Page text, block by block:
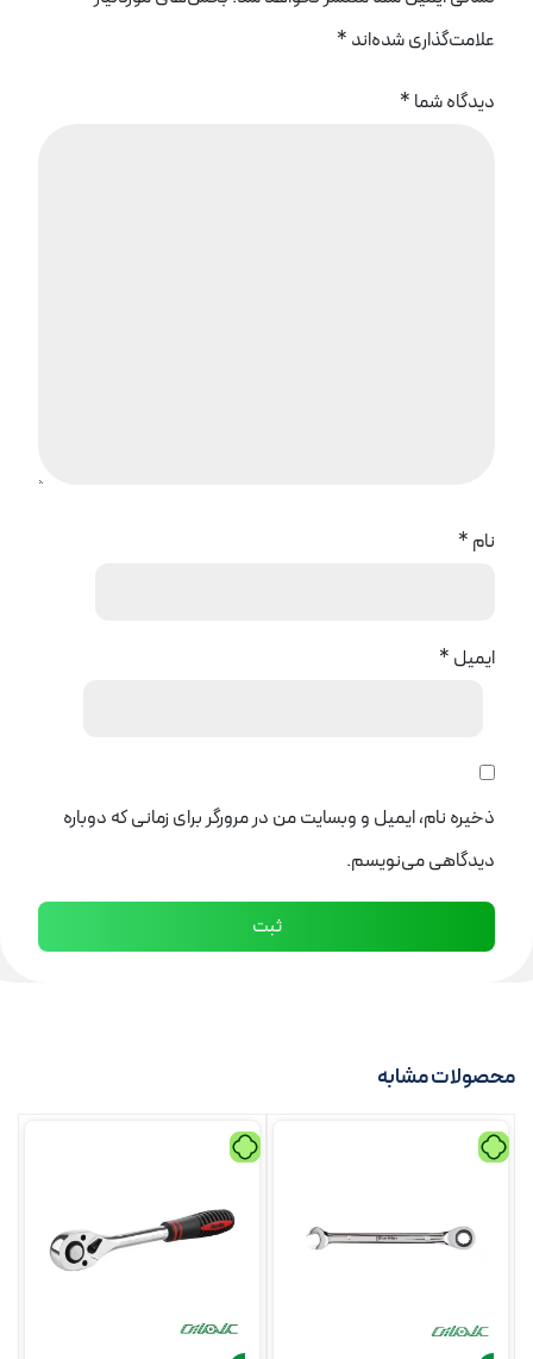
علامت‌گذاری شده‌اند *
دیدگاه شما *
نام *
ایمیل *
ذخیره نام، ایمیل و وبسایت من در مرورگر برای زمانی که دوباره
دیدگاهی می‌نویسم.
محصولات مشابه